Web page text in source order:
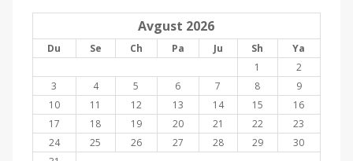
a
k
a
t
a
n
Avgust 2026
Du Se Ch Pa Ju Sh
Ya
1
2
3
4 5 6 7 8
9
10
11 12 13 14 15
16
17
18 19 20 21 22
23
24
25 26 27 28 29
30